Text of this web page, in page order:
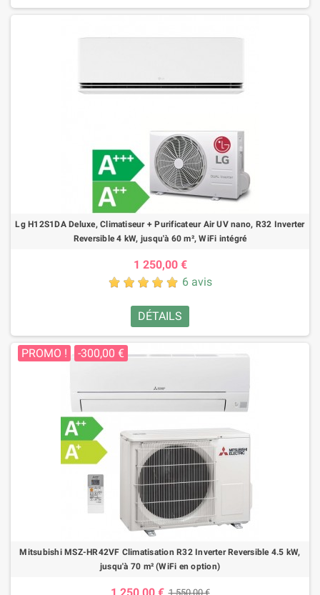
Lg H12S1DA Deluxe, Climatiseur + Purificateur Air UV nano, R32 Inverter
Reversible 4 kW, jusqu'à 60 m², WiFi intégré
1 250,00 €
6 avis
DÉTAILS
PROMO ! -300,00 €
Mitsubishi MSZ-HR42VF Climatisation R32 Inverter Reversible 4.5 kW,
jusqu'à 70 m² (WiFi en option)
1 250,00 € 1 550,00 €